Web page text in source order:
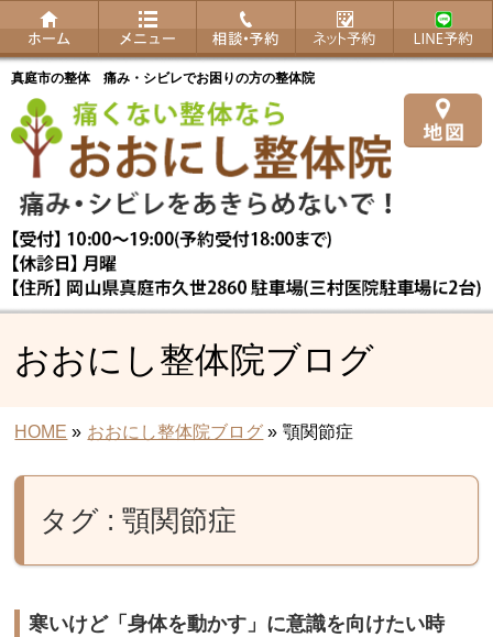
真庭市の整体 痛み・シビレでお困りの方の整体院
おおにし整体院ブログ
HOME » おおにし整体院ブログ » 顎関節症
タグ : 顎関節症
寒いけど「身体を動かす」に意識を向けたい時